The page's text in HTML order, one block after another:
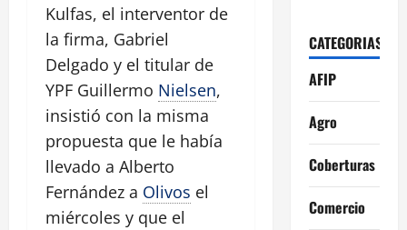
Kulfas, el interventor de
la firma, Gabriel
Delgado y el titular de
YPF Guillermo Nielsen,
insistió con la misma
propuesta que le había
llevado a Alberto
Fernández a Olivos el
miércoles y que el
CATEGORIAS
AFIP
Agro
Coberturas
Comercio